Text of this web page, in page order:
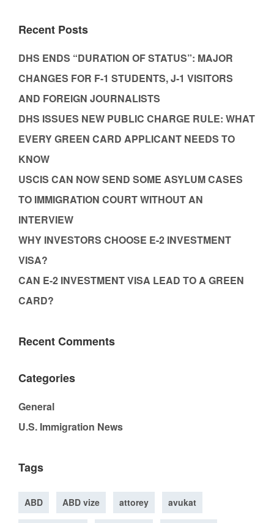
Recent Posts
DHS ENDS “DURATION OF STATUS”: MAJOR
CHANGES FOR F-1 STUDENTS, J-1 VISITORS
AND FOREIGN JOURNALISTS
DHS ISSUES NEW PUBLIC CHARGE RULE: WHAT
EVERY GREEN CARD APPLICANT NEEDS TO
KNOW
USCIS CAN NOW SEND SOME ASYLUM CASES
TO IMMIGRATION COURT WITHOUT AN
INTERVIEW
WHY INVESTORS CHOOSE E-2 INVESTMENT
VISA?
CAN E-2 INVESTMENT VISA LEAD TO A GREEN
CARD?
Recent Comments
Categories
General
U.S. Immigration News
Tags
ABD ABD vize attorey avukat